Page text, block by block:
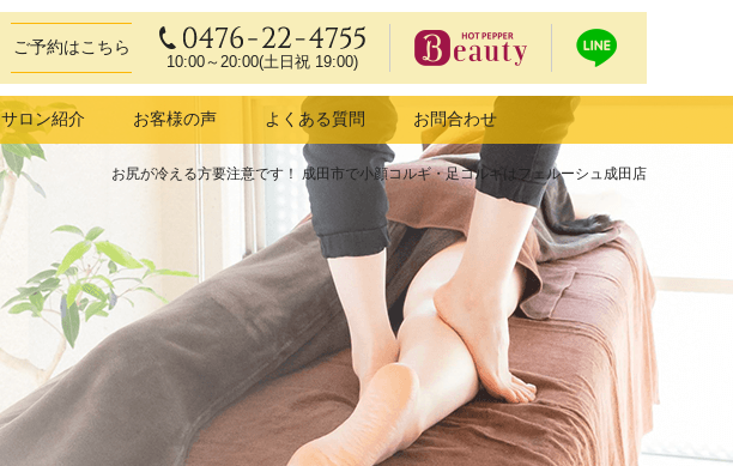
お尻が冷える方要注意です！ 成田市で小顔コルギ・足コルギはフェルーシュ成田店
ご予約はこちら
0476-22-4755
10:00～20:00(土日祝 19:00)
ホットペッ
パービュー
ティーで予
約
LIN
予約
サロン紹介 お客様の声 よくある質問 お問合わせ